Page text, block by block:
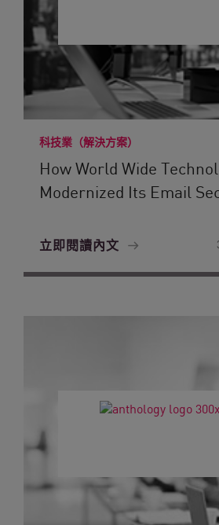
科技業（解決方案）
How World Wide
Modernized Its Email
立即閱讀內文